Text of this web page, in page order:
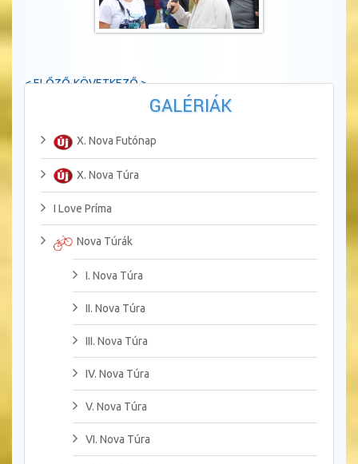
< ELŐZŐ KÖVETKEZŐ >
GALÉRIÁK
X. Nova Futónap
X. Nova Túra
I Love Príma
Nova Túrák
I. Nova Túra
II. Nova Túra
III. Nova Túra
IV. Nova Túra
V. Nova Túra
VI. Nova Túra